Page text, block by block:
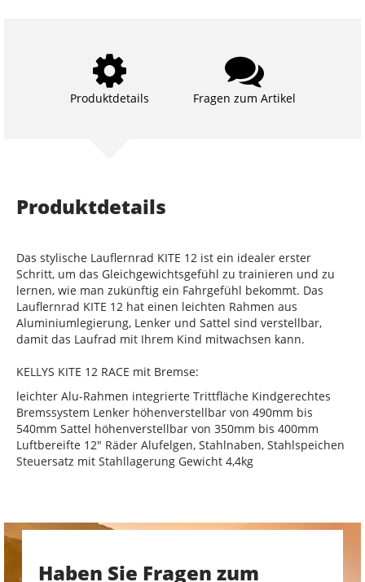
Produktdetails Fragen zum Artikel
Produktdetails
Das stylische Lauflernrad KITE 12 ist ein idealer erster
Schritt, um das Gleichgewichtsgefühl zu trainieren und zu
lernen, wie man zukünftig ein Fahrgefühl bekommt. Das
Lauflernrad KITE 12 hat einen leichten Rahmen aus
Aluminiumlegierung, Lenker und Sattel sind verstellbar,
damit das Laufrad mit Ihrem Kind mitwachsen kann.
KELLYS KITE 12 RACE mit Bremse:
leichter Alu-Rahmen integrierte Trittfläche Kindgerechtes
Bremssystem Lenker höhenverstellbar von 490mm bis
540mm Sattel höhenverstellbar von 350mm bis 400mm
Luftbereifte 12" Räder Alufelgen, Stahlnaben, Stahlspeichen
Steuersatz mit Stahllagerung Gewicht 4,4kg
Haben Sie Fragen zum